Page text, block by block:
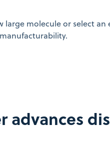
large molecule or select
advances